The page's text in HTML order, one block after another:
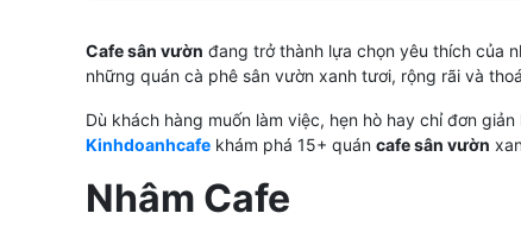
Cafe sân vườn đang trở thành lựa chọn yêu thích của
những quán cà phê sân vườn xanh tươi, rộng rãi và
Dù khách hàng muốn làm việc, hẹn hò hay chỉ đơn
Kinhdoanhcafe khám phá 15+ quán cafe sân vườn
Nhâm Cafe